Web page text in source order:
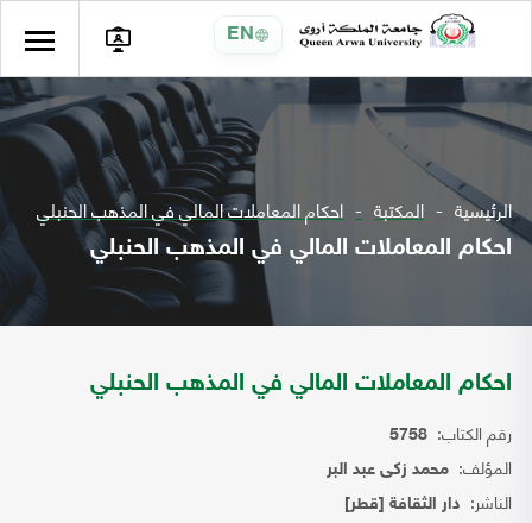
EN
الرئيسية المكتبة احكام المعاملات المالي في المذهب الحنبلي
احكام المعاملات المالي في المذهب الحنبلي
احكام المعاملات المالي في المذهب الحنبلي
رقم الكتاب: 5758
المؤلف: محمد زكى عبد البر
الناشر: دار الثقافة [قطر]